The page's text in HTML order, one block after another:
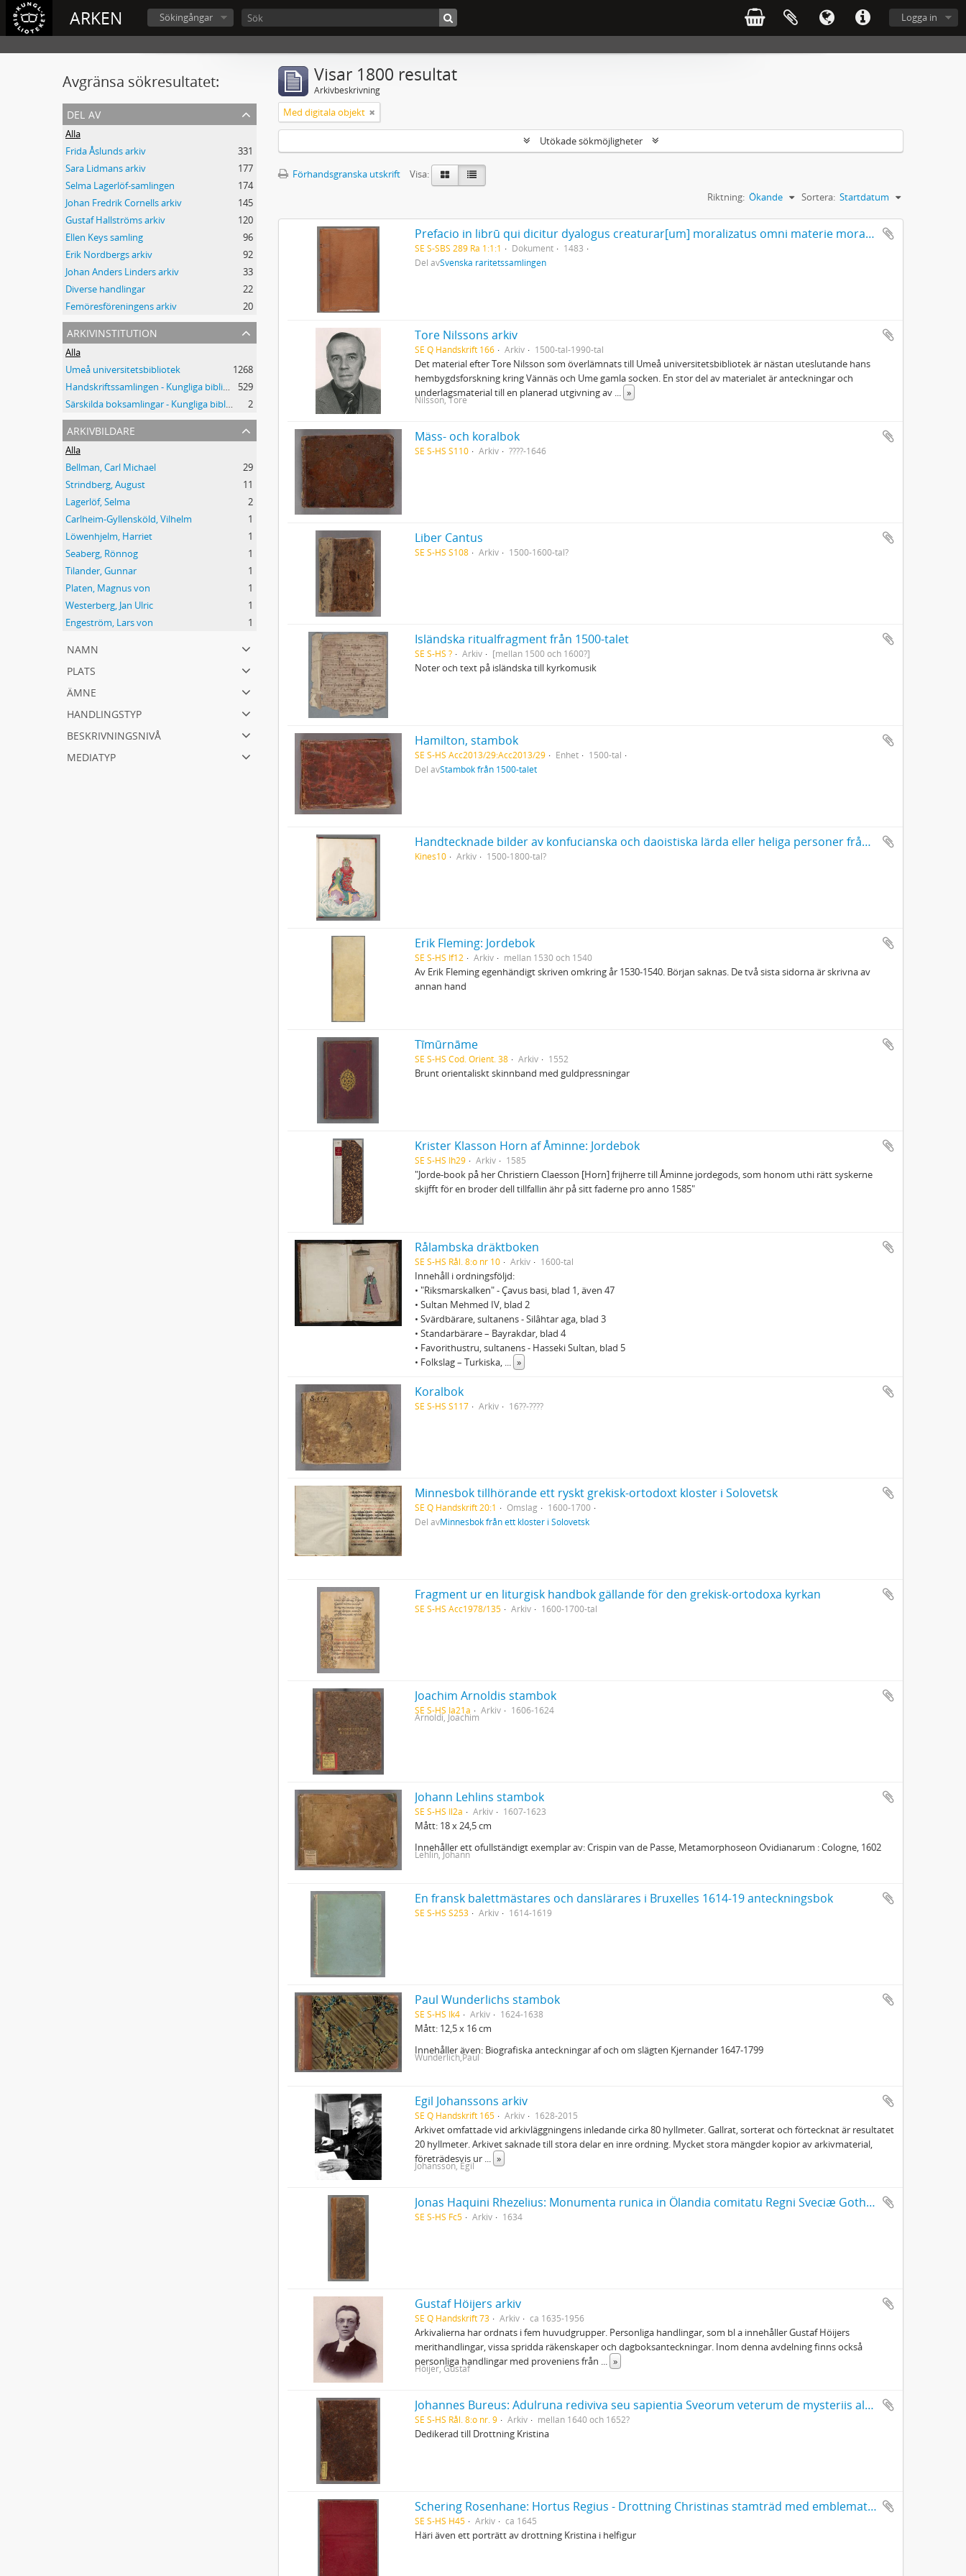
ARKEN Logga in
Sökingångar
Avgränsa sökresultatet:
del av
Alla
Frida Åslunds arkiv
331
Sara Lidmans arkiv
177
Selma Lagerlöf-samlingen
174
Johan Fredrik Cornells arkiv
145
Gustaf Hallströms arkiv
120
Ellen Keys samling
96
Erik Nordbergs arkiv
92
Johan Anders Linders arkiv
33
Diverse handlingar
22
Femöresföreningens arkiv
20
arkivinstitution
Alla
Umeå universitetsbibliotek
1268
Handskriftssamlingen - Kungliga biblioteket
529
Särskilda boksamlingar - Kungliga biblioteket
2
arkivbildare
Alla
Bellman, Carl Michael
29
Strindberg, August
11
Lagerlöf, Selma
2
Carlheim-Gyllensköld, Vilhelm
1
Löwenhjelm, Harriet
1
Seaberg, Rönnog
1
Tilander, Gunnar
1
Platen, Magnus von
1
Westerberg, Jan Ulric
1
Engeström, Lars von
1
namn
plats
ämne
handlingstyp
beskrivningsnivå
mediatyp
Visar 1800 resultat
Arkivbeskrivning
Med digitala objekt
Utökade sökmöjligheter
Förhandsgranska utskrift
Visa:
Sortera: Startdatum
Riktning: Ökande
Prefacio in librū qui dicitur dyalogus creaturar[um] moralizatus omni materie morali iocundo et edificatiuo modo applicabilis. - 1483
SE S-SBS 289 Ra 1:1:1 Dokument
1483
Del avSvenska raritetssamlingen
Tore Nilssons arkiv
SE Q Handskrift 166 Arkiv 1500-tal-1990-tal
Det material efter Tore Nilsson som överlämnats till Umeå universitetsbibliotek är nästan uteslutande hans
hembygdsforskning kring Vännäs och Ume gamla socken. En stor del av materialet är anteckningar och
underlagsmaterial till en planerad utgivning av
»
Nilsson, Tore
Mäss- och koralbok
SE S-HS S110 Arkiv ????-1646
Liber Cantus
SE S-HS S108 Arkiv 1500-1600-tal?
Isländska ritualfragment från 1500-talet
SE S-HS ? Arkiv [mellan 1500 och 1600?]
Noter och text på isländska till kyrkomusik
Hamilton, stambok
SE S-HS Acc2013/29:Acc2013/29 Enhet
1500-tal
Del avStambok från 1500-talet
Handtecknade bilder av konfucianska och daoistiska lärda eller heliga personer från Kina
Kines10 Arkiv 1500-1800-tal?
Erik Fleming: Jordebok
SE S-HS If12 Arkiv mellan 1530 och 1540
Av Erik Fleming egenhändigt skriven omkring år 1530-1540. Början saknas. De två sista sidorna är skrivna av
annan hand
Tīmūrnāme
SE S-HS Cod. Orient. 38 Arkiv 1552
Brunt orientaliskt skinnband med guldpressningar
Krister Klasson Horn af Åminne: Jordebok
SE S-HS Ih29 Arkiv 1585
"Jorde-book på her Christiern Claesson [Horn] frijherre till Åminne jordegods, som honom uthi rätt syskerne
skijfft för en broder dell tillfallin ähr på sitt faderne pro anno 1585"
Rålambska dräktboken
SE S-HS Rål. 8:o nr 10 Arkiv 1600-tal
Innehåll i ordningsföljd:
• "Riksmarskalken" - Çavus basi, blad 1, även 47
• Sultan Mehmed IV, blad 2
• Svärdbärare, sultanens - Silâhtar aga, blad 3
• Standarbärare – Bayrakdar, blad 4
• Favorithustru, sultanens - Hasseki Sultan, blad 5
• Folkslag – Turkiska,
»
Koralbok
SE S-HS S117 Arkiv 16??-????
Minnesbok tillhörande ett ryskt grekisk-ortodoxt kloster i Solovetsk
SE Q Handskrift 20:1 Omslag
1600-1700
Del avMinnesbok från ett kloster i Solovetsk
Fragment ur en liturgisk handbok gällande för den grekisk-ortodoxa kyrkan
SE S-HS Acc1978/135 Arkiv 1600-1700-tal
Joachim Arnoldis stambok
SE S-HS Ia21a Arkiv 1606-1624
Arnoldi, Joachim
Johann Lehlins stambok
SE S-HS Il2a Arkiv 1607-1623
Mått: 18 x 24,5 cm
Innehåller ett ofullständigt exemplar av: Crispin van de Passe, Metamorphoseon Ovidianarum : Cologne, 1602
Lehlin, Johann
En fransk balettmästares och danslärares i Bruxelles 1614-19 anteckningsbok
SE S-HS S253 Arkiv 1614-1619
Paul Wunderlichs stambok
SE S-HS Ik4 Arkiv 1624-1638
Mått: 12,5 x 16 cm
Innehåller även: Biografiska anteckningar af och om slägten Kjernander 1647-1799
Wunderlich,Paul
Egil Johanssons arkiv
SE Q Handskrift 165 Arkiv 1628-2015
Arkivet omfattade vid arkivläggningens inledande cirka 80 hyllmeter. Gallrat, sorterat och förtecknat är resultatet
20 hyllmeter. Arkivet saknade till stora delar en inre ordning. Mycket stora mängder kopior av arkivmaterial,
företrädesvis ur
»
Johansson, Egil
Jonas Haquini Rhezelius: Monumenta runica in Ölandia comitatu Regni Sveciæ Gothiaquæ
SE S-HS Fc5 Arkiv 1634
Gustaf Höijers arkiv
SE Q Handskrift 73 Arkiv ca 1635-1956
Arkivalierna har ordnats i fem huvudgrupper. Personliga handlingar, som bl a innehåller Gustaf Höijers
merithandlingar, vissa spridda räkenskaper och dagboksanteckningar. Inom denna avdelning finns också
personliga handlingar med proveniens från
»
Höijer, Gustaf
Johannes Bureus: Adulruna rediviva seu sapientia Sveorum veterum de mysteriis alphabeti trium coronarum regni Fulkandiarum seu Svethiae antiquissimae
SE S-HS Rål. 8:o nr. 9 Arkiv mellan 1640 och 1652?
Dedikerad till Drottning Kristina
Schering Rosenhane: Hortus Regius - Drottning Christinas stamträd med emblemata politica
SE S-HS H45 Arkiv ca 1645
Häri även ett porträtt av drottning Kristina i helfigur